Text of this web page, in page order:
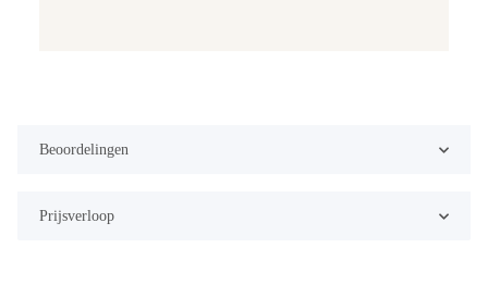
Beoordelingen
Prijsverloop